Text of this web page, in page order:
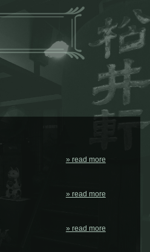
» read more
» read more
» read more